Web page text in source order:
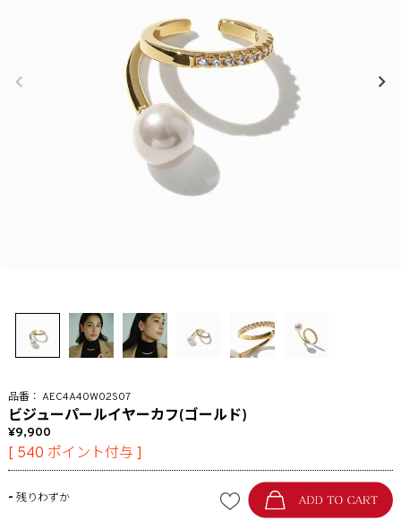
AEC4A40W02S07
ビジューパールイヤーカフ(ゴールド)
9,900
[ 540 ポイント付与 ]
- 残りわずか